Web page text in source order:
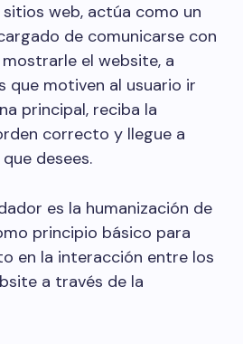
web, actúa como un
de comunicarse con
el website, a
que motiven al usuario ir
principal, reciba la
correcto y llegue a
desees.
es la humanización de
principio básico para
en la interacción entre los
a través de la